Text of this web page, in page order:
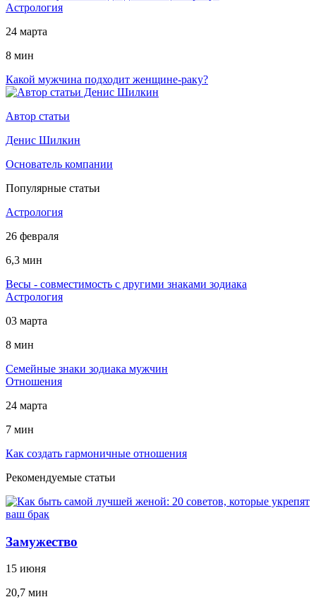
Астрология
24 марта
8 мин
Какой мужчина подходит женщине-раку?
Автор статьи
Денис Шилкин
Основатель компании
Популярные статьи
Астрология
26 февраля
6,3 мин
Весы - совместимость с другими знаками зодиака
Астрология
03 марта
8 мин
Cемейные знаки зодиака мужчин
Отношения
24 марта
7 мин
Как создать гармоничные отношения
Рекомендуемые статьи
Замужество
15 июня
20,7 мин